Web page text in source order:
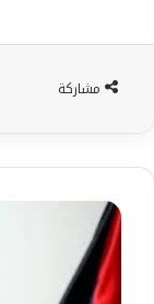
مشاركة